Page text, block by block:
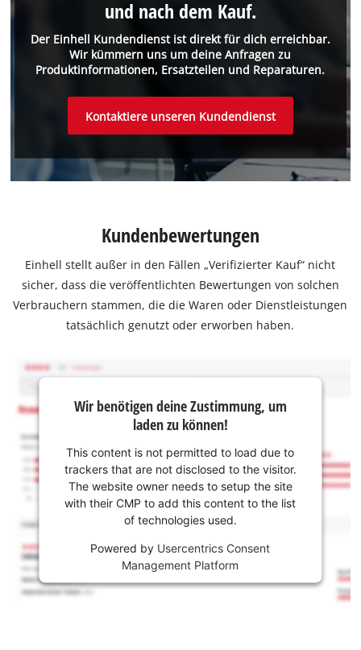
Der Einhell Kundendienst ist direkt für dich erreichbar.
Wir kümmern uns um deine Anfragen zu
Produktinformationen, Ersatzteilen und Reparaturen.
und nach dem Kauf.
Kontaktiere unseren Kundendienst
Kundenbewertungen
Einhell stellt außer in den Fällen „Verifizierter Kauf“ nicht
sicher, dass die veröffentlichten Bewertungen von solchen
Verbrauchern stammen, die die Waren oder Dienstleistungen
tatsächlich genutzt oder erworben haben.
Wir benötigen deine Zustimmung, um
laden zu können!
This content is not permitted to load due to
trackers that are not disclosed to the visitor.
The website owner needs to setup the site
with their CMP to add this content to the list
of technologies used.
Powered by Usercentrics Consent
Management Platform